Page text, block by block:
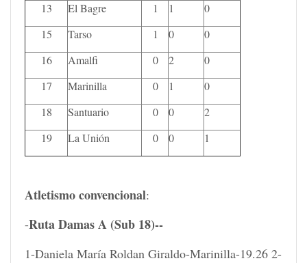
13
El Bagre 1 1
0
15
Tarso 1 0
0
16
Amalfi 0 2
0
17
Marinilla 0 1
0
18
Santuario 0 0
2
19
La Unión 0 0 1
Atletismo convencional:
-Ruta Damas A (Sub 18)--
1-Daniela María Roldan Giraldo-Marinilla-19.26 2-